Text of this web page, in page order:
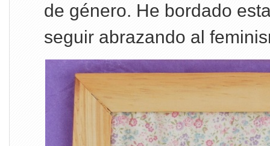
de género. He bordado
seguir abrazando al